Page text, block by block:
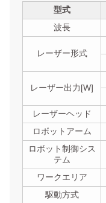
型式
波長
レーザー形式
レーザー出力[W]
レーザーヘッド
ロボットアーム
ロボット制御シス
テム
ワークエリア
駆動方式